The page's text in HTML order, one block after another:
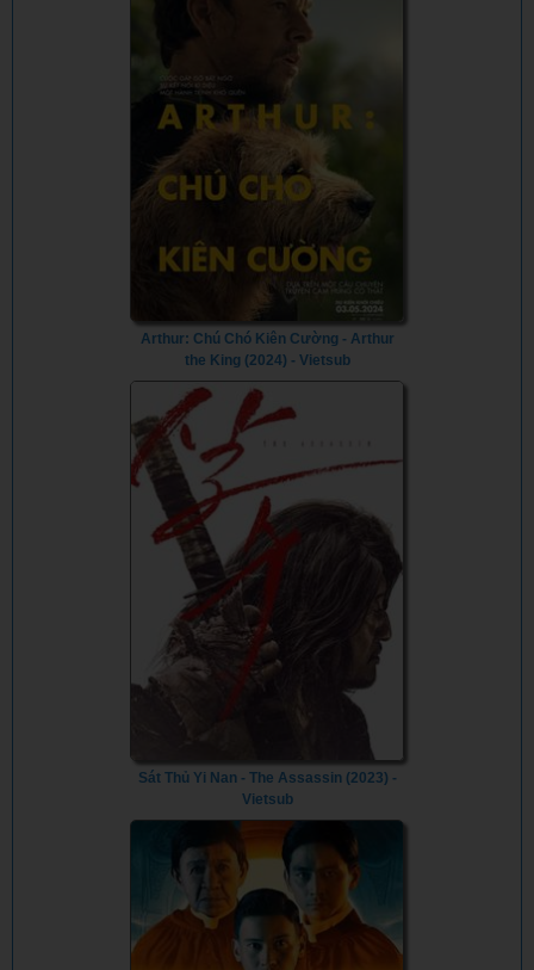
Arthur: Chú Chó Kiên Cường - Arthur
the King (2024) - Vietsub
Sát Thủ Yi Nan - The Assassin (2023) -
Vietsub